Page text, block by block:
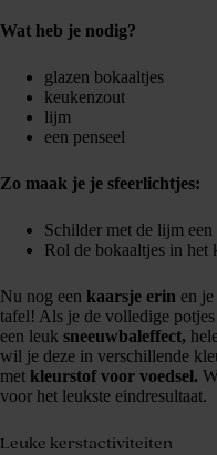
Wat heb je nodig?
glazen bokaaltjes
keukenzout
lijm
een penseel
Zo maak je je sfeerlichtjes:
Schilder met de lijm
Rol de bokaaltjes in het
Nu nog een kaarsje erin en
tafel! Als je de volledige
een leuk sneeuwbaleffect,
wil je deze in verschillende
met kleurstof voor voedsel.
voor het leukste eindresultaat.
Leuke kerstactiviteiten